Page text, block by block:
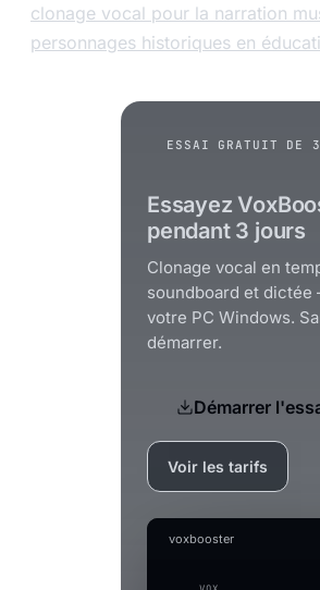
clonage vocal pour la narration
personnages historiques en
ESSAI GRATUIT DE 3
Essayez
pendant 3 jours
Clonage vocal en
soundboard et
votre PC Windows.
démarrer.
Démarrer
Voir les tarifs
voxbooster